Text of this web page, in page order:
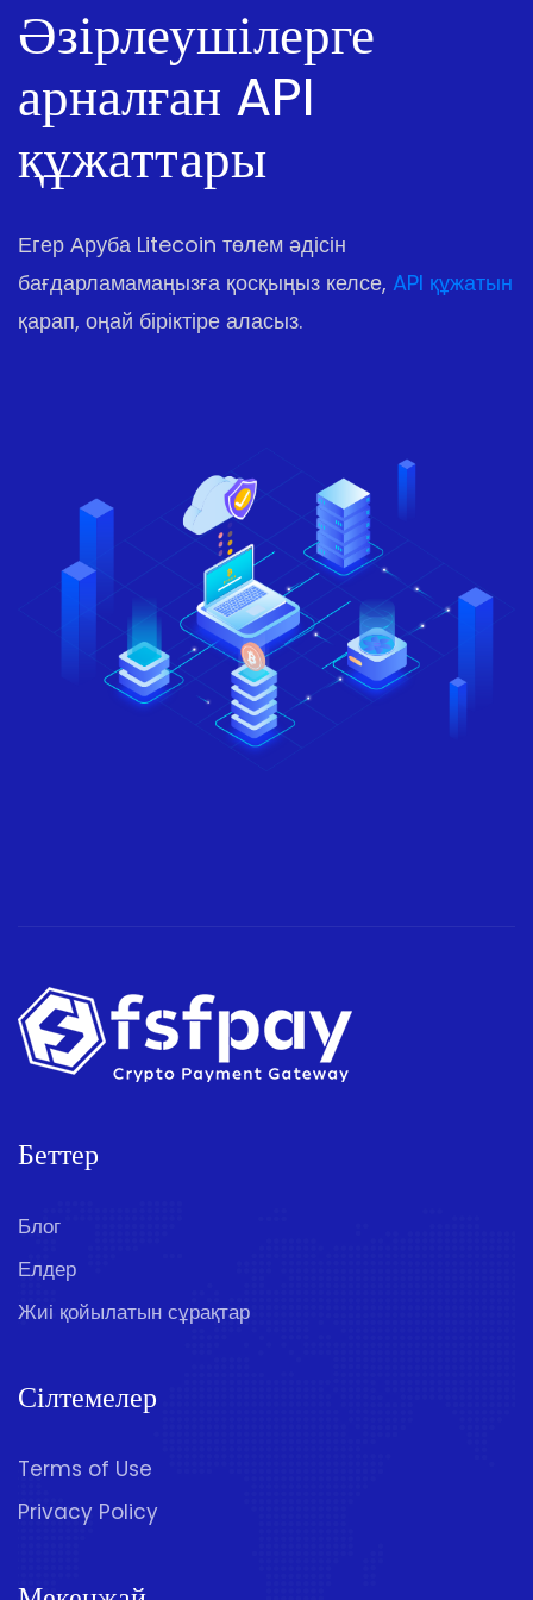
Әзірлеушілерге
арналған API
құжаттары
Егер Аруба Litecoin төлем әдісін
бағдарламамаңызға қосқыңыз келсе, API құжатын
қарап, оңай біріктіре аласыз.
Беттер
Блог
Елдер
Жиі қойылатын сұрақтар
Сілтемелер
Terms of Use
Privacy Policy